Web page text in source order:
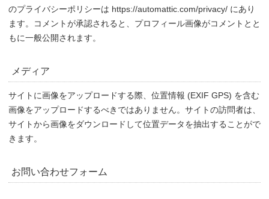
のプライバシーポリシーは https://automattic.com/privacy/ にあり
ます。コメントが承認されると、プロフィール画像がコメントとと
もに一般公開されます。
メディア
サイトに画像をアップロードする際、位置情報 (EXIF GPS) を含む
画像をアップロードするべきではありません。サイトの訪問者は、
サイトから画像をダウンロードして位置データを抽出することがで
きます。
お問い合わせフォーム